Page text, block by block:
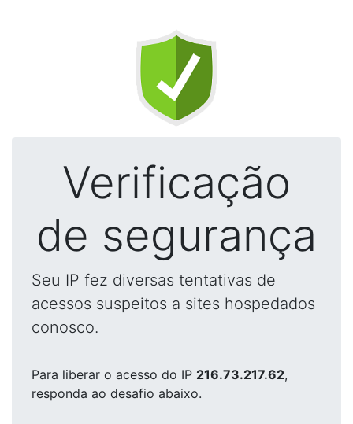
Verificação
de segurança
Seu IP fez diversas tentativas de
acessos suspeitos a sites hospedados
conosco.
Para liberar o acesso do IP 216.73.217.62,
responda ao desafio abaixo.